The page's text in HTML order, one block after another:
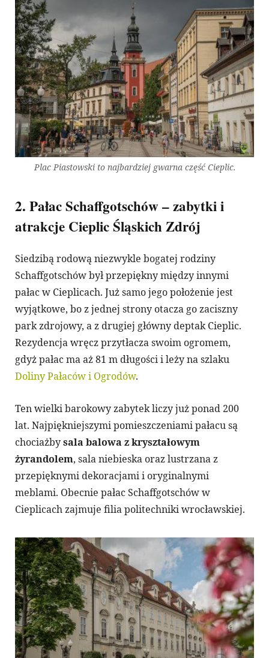
Plac Piastowski to najbardziej gwarna część Cieplic.
2. Pałac Schaffgotschów – zabytki i
atrakcje Cieplic Śląskich Zdrój
Siedzibą rodową niezwykle bogatej rodziny
Schaffgotschów był przepiękny między innymi
pałac w Cieplicach. Już samo jego położenie jest
wyjątkowe, bo z jednej strony otacza go zaciszny
park zdrojowy, a z drugiej główny deptak Cieplic.
Rezydencja wręcz przytłacza swoim ogromem,
gdyż pałac ma aż 81 m długości i leży na szlaku
Doliny Pałaców i Ogrodów.
Ten wielki barokowy zabytek liczy już ponad 200
lat. Najpiękniejszymi pomieszczeniami pałacu są
chociażbysala balowa z kryształowym
żyrandolem, sala niebieska oraz lustrzana z
przepięknymi dekoracjami i oryginalnymi
meblami. Obecnie pałac Schaffgotschów w
Cieplicach zajmuje filia politechniki wrocławskiej.